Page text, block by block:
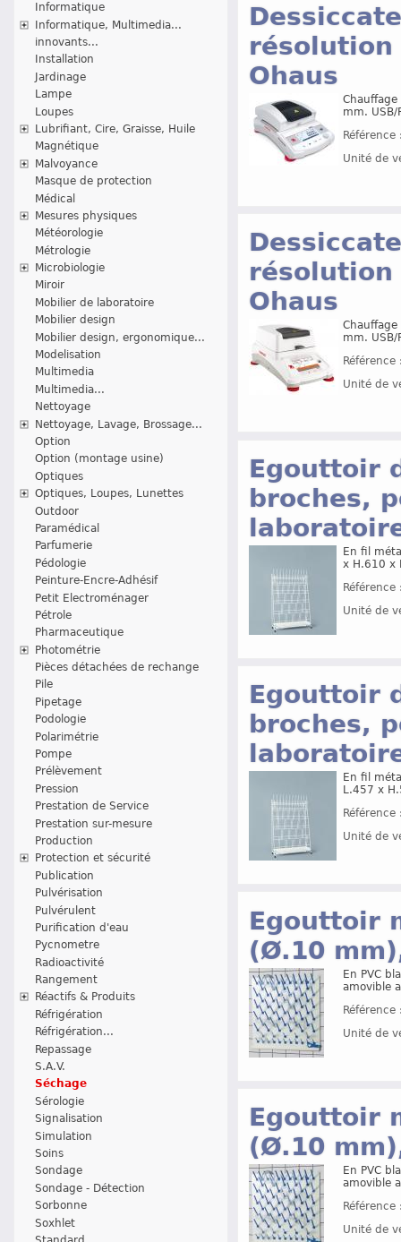
Informatique
Informatique, Multimedia...
innovants...
Installation
Jardinage
Lampe
Loupes
Lubrifiant, Cire, Graisse, Huile
Magnétique
Malvoyance
Masque de protection
Médical
Mesures physiques
Météorologie
Métrologie
Microbiologie
Miroir
Mobilier de laboratoire
Mobilier design
Mobilier design, ergonomique...
Modelisation
Multimedia
Multimedia...
Nettoyage
Nettoyage, Lavage, Brossage...
Option
Option (montage usine)
Optiques
Optiques, Loupes, Lunettes
Outdoor
Paramédical
Parfumerie
Pédologie
Peinture-Encre-Adhésif
Petit Electroménager
Pétrole
Pharmaceutique
Photométrie
Pièces détachées de rechange
Pile
Pipetage
Podologie
Polarimétrie
Pompe
Prélèvement
Pression
Prestation de Service
Prestation sur-mesure
Production
Protection et sécurité
Publication
Pulvérisation
Pulvérulent
Purification d'eau
Pycnometre
Radioactivité
Rangement
Réactifs & Produits
Réfrigération
Réfrigération...
Repassage
S.A.V.
Séchage
Sérologie
Signalisation
Simulation
Soins
Sondage
Sondage - Détection
Sorbonne
Soxhlet
résolution
Ohaus
mm. USB/
Unité de
résolution
Ohaus
mm. USB/
Unité de
Egouttoir
broches,
En fil
x H.610 x
Unité de
Egouttoir
broches,
En fil
L.457 x
Unité de
Egouttoir
(Ø.10
En PVC
amovible
Unité de
Egouttoir
(Ø.10
En PVC
amovible
Unité de